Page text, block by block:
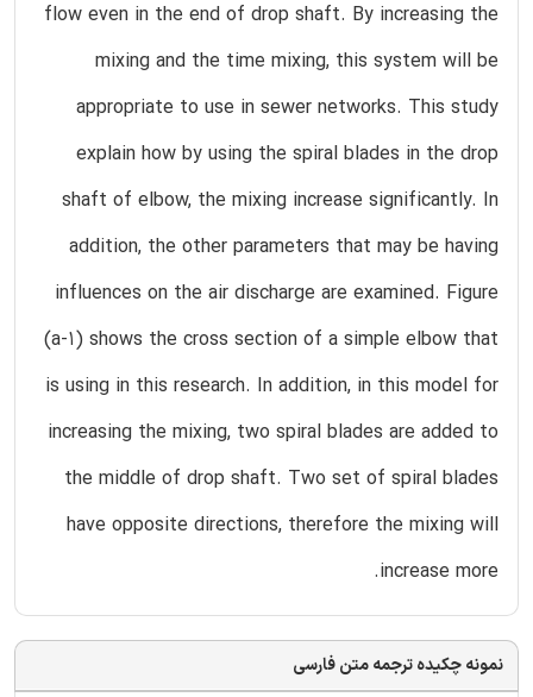
flow even in the end of drop shaft. By increasing the
mixing and the time mixing, this system will be
appropriate to use in sewer networks. This study
explain how by using the spiral blades in the drop
shaft of elbow, the mixing increase significantly. In
addition, the other parameters that may be having
influences on the air discharge are examined. Figure
(a-1) shows the cross section of a simple elbow that
is using in this research. In addition, in this model for
increasing the mixing, two spiral blades are added to
the middle of drop shaft. Two set of spiral blades
have opposite directions, therefore the mixing will
increase more.
نمونه چکیده ترجمه متن فارسی